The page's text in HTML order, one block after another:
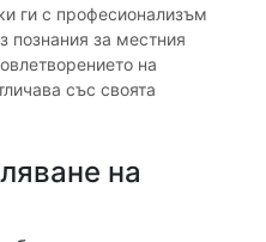
ги с професионализъм
познания за местния
на
със своята
на